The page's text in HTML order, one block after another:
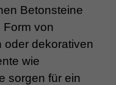
Betonsteine
Form von
oder dekorativen
wie
sorgen für ein